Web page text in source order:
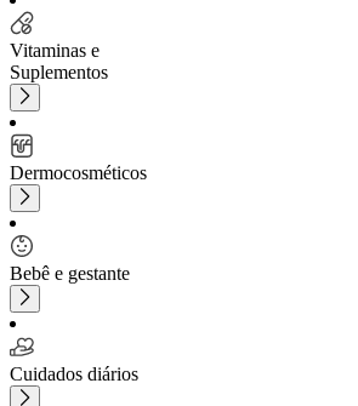
Vitaminas e
Suplementos
Dermocosméticos
Bebê e gestante
Cuidados diários